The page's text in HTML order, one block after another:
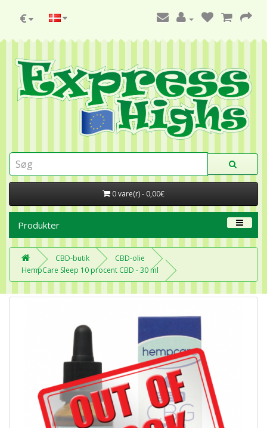
€
0 vare(r) - 0,00€
Produkter
CBD-butik
CBD-olie
HempCare Sleep 10 procent CBD - 30 ml